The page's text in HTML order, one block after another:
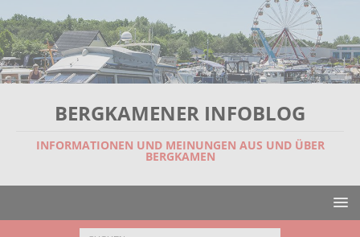
BERGKAMENER INFOBLOG
INFORMATIONEN UND MEINUNGEN AUS UND ÜBER
BERGKAMEN